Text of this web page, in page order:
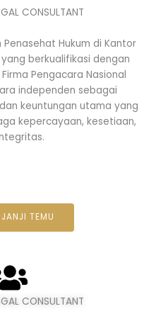
CONSULTANT
Hukum di Kantor
berkualifikasi dengan
Pengacara Nasional
independen sebagai
keuntungan utama yang
kepercayaan, kesetiaan,
TEMU
CONSULTANT